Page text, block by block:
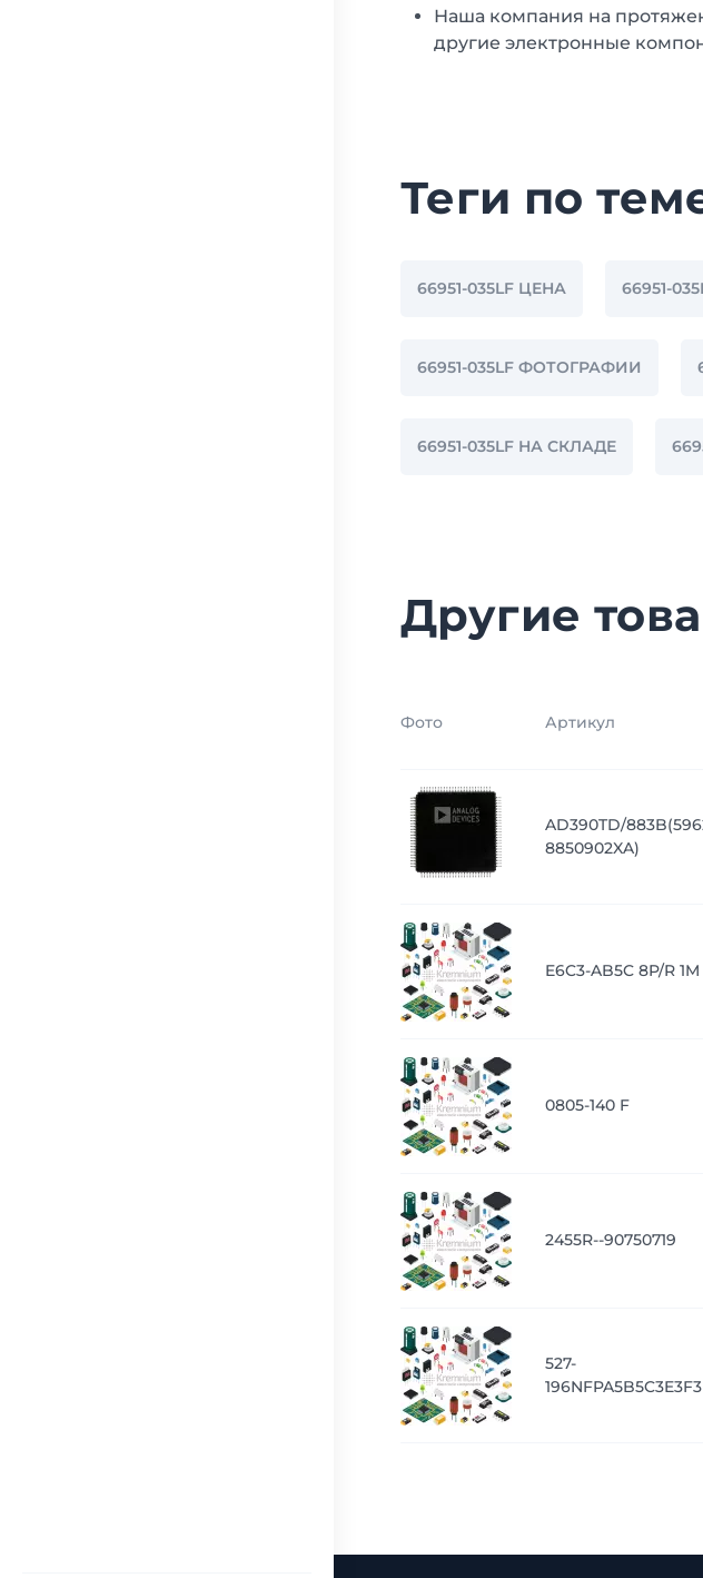
Наша компания на
другие электронные
Теги по
66951-035LF ЦЕНА 66951-
66951-035LF ФОТОГРАФИИ
66951-035LF НА СКЛАДЕ
Другие
Фото Артикул
AD390TD/
8850902XA)
E6C3-AB5C 8P/R 1M
0805-140 F
2455R--90750719
527-
196NFPA5B5C3E3F3